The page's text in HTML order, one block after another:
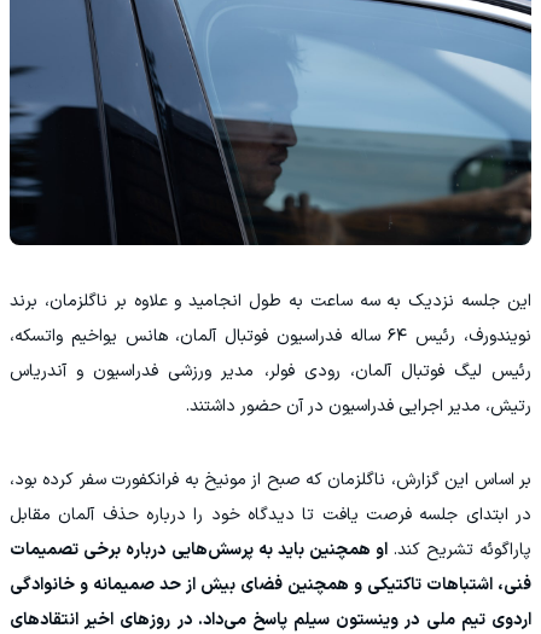
این جلسه نزدیک به سه ساعت به طول انجامید و علاوه بر ناگلزمان، برند
نویندورف، رئیس ۶۴ ساله فدراسیون فوتبال آلمان، هانس یواخیم واتسکه،
رئیس لیگ فوتبال آلمان، رودی فولر، مدیر ورزشی فدراسیون و آندریاس
رتیش، مدیر اجرایی فدراسیون در آن حضور داشتند.
بر اساس این گزارش، ناگلزمان که صبح از مونیخ به فرانکفورت سفر کرده بود،
در ابتدای جلسه فرصت یافت تا دیدگاه خود را درباره حذف آلمان مقابل
پاراگوئه تشریح کند. او همچنین باید به پرسش‌هایی درباره برخی تصمیمات
فنی، اشتباهات تاکتیکی و همچنین فضای بیش از حد صمیمانه و خانوادگی
اردوی تیم ملی در وینستون سیلم پاسخ می‌داد. در روزهای اخیر انتقادهای